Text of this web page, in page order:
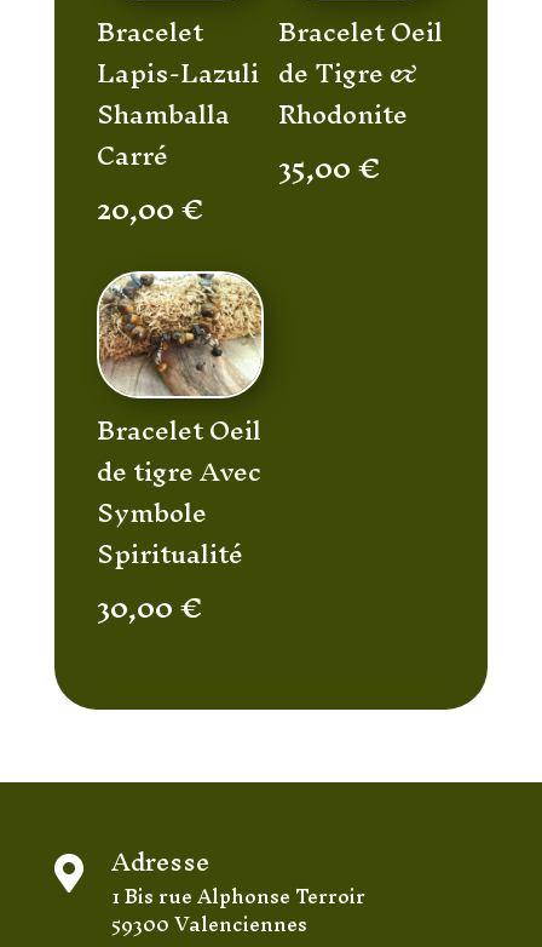
Bracelet
Lapis-Lazuli
Shamballa
Carré
20,00€
Bracelet Oeil
de Tigre &
Rhodonite
35,00€
Bracelet Oeil
de tigre Avec
Symbole
Spiritualité
30,00€
 Adresse
1 Bis rue Alphonse Terroir
59300 Valenciennes